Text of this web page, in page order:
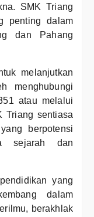
SMK Triang
penting dalam
dan Pahang
melanjutkan
menghubungi
atau melalui
Triang sentiasa
berpotensi
sejarah dan
yang
dalam
berakhlak